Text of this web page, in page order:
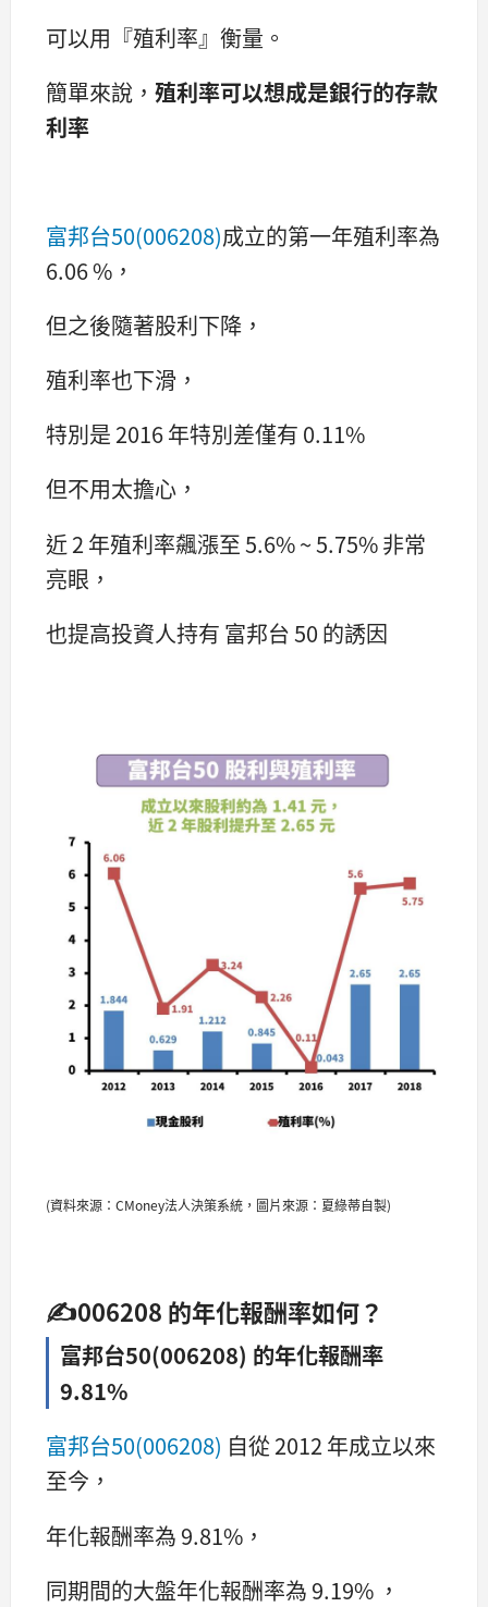
可以用『殖利率』衡量。
簡單來說， 殖利率可以想成是銀行的存款
利率
富邦台50(006208)成立的第一年殖利率為
6.06 %，
但之後隨著股利下降，
殖利率也下滑，
特別是 2016 年特別差僅有 0.11%
但不用太擔心，
近 2 年殖利率飆漲至 5.6% ~ 5.75% 非常
亮眼，
也提高投資人持有 富邦台 50 的誘因
(資料來源：CMoney法人決策系統，圖片來源：夏綠蒂自製)
✍006208 的年化報酬率如何？
富邦台50(006208) 的年化報酬率
9.81%
富邦台50(006208) 自從 2012 年成立以來
至今，
年化報酬率為 9.81%，
同期間的大盤年化報酬率為 9.19% ，